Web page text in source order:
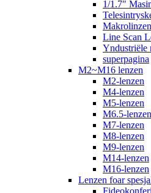
1/1.7″
Makrolinzen
Line Scan
Yndustriële
superpagina
M2~M16 lenzen
M2-lenzen
M4-lenzen
M5-lenzen
M6.5-lenzen
M7-lenzen
M8-lenzen
M9-lenzen
M14-lenzen
M16-lenzen
Lenzen foar